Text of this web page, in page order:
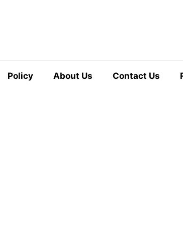
Policy About Us Contact Us